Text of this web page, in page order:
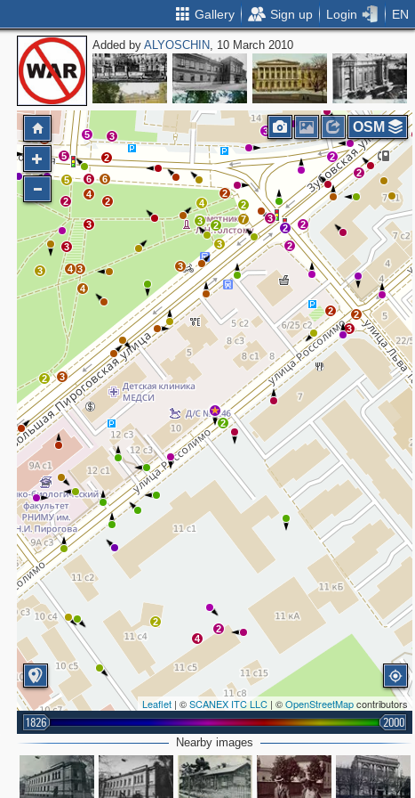
Gallery Sign up Login EN
Added byALYOSCHIN, 10 March 2010
2
5
5
6 6
2
5
2
2
3 2
2
2
3
4
2
7
2
2
3
2
2
3
3
2
3
4
2
3
4
3
4
3
3
2
2
2
3
2
4
2
2 3
Leaflet | ©SCANEX ITC LLC | ©OpenStreetMapcontributors
1826 2000
OSM
Nearby images